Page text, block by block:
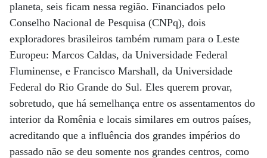
planeta, seis ficam nessa região. Financiados pelo
Conselho Nacional de Pesquisa (CNPq), dois
exploradores brasileiros também rumam para o Leste
Europeu: Marcos Caldas, da Universidade Federal
Fluminense, e Francisco Marshall, da Universidade
Federal do Rio Grande do Sul. Eles querem provar,
sobretudo, que há semelhança entre os assentamentos do
interior da Romênia e locais similares em outros países,
acreditando que a influência dos grandes impérios do
passado não se deu somente nos grandes centros, como